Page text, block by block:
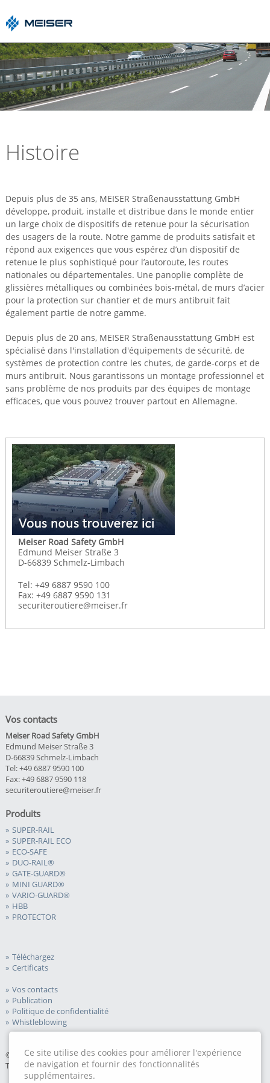
Histoire
Depuis plus de 35 ans, MEISER Straßenausstattung GmbH
développe, produit, installe et distribue dans le monde entier
un large choix de dispositifs de retenue pour la sécurisation
des usagers de la route. Notre gamme de produits satisfait et
répond aux exigences que vous espérez d’un dispositif de
retenue le plus sophistiqué pour l’autoroute, les routes
nationales ou départementales. Une panoplie complète de
glissières métalliques ou combinées bois-métal, de murs d’acier
pour la protection sur chantier et de murs antibruit fait
également partie de notre gamme.
Depuis plus de 20 ans, MEISER Straßenausstattung GmbH est
spécialisé dans l'installation d'équipements de sécurité, de
systèmes de protection contre les chutes, de garde-corps et de
murs antibruit. Nous garantissons un montage professionnel et
sans problème de nos produits par des équipes de montage
efficaces, que vous pouvez trouver partout en Allemagne.
Meiser Road Safety GmbH
Edmund Meiser Straße 3
D-66839 Schmelz-Limbach
Tel: +49 6887 9590 100
Fax: +49 6887 9590 131
securiteroutiere@meiser.fr
Vos contacts
Meiser Road Safety GmbH
Edmund Meiser Straße 3
D-66839 Schmelz-Limbach
Tel: +49 6887 9590 100
Fax: +49 6887 9590 118
securiteroutiere@meiser.fr
Produits
SUPER-RAIL
SUPER-RAIL ECO
ECO-SAFE
DUO-RAIL®
GATE-GUARD®
MINI GUARD®
VARIO-GUARD®
HBB
PROTECTOR
Téléchargez
Certificats
Vos contacts
Publication
Politique de confidentialité
Whistleblowing
© 2026 Meiser Road Safety GmbH.
Tous droits réservés.
Ce site utilise des cookies pour améliorer l'expérience
de navigation et fournir des fonctionnalités
supplémentaires.